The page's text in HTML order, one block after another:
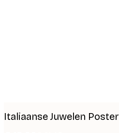
Italiaanse Juwelen Poster